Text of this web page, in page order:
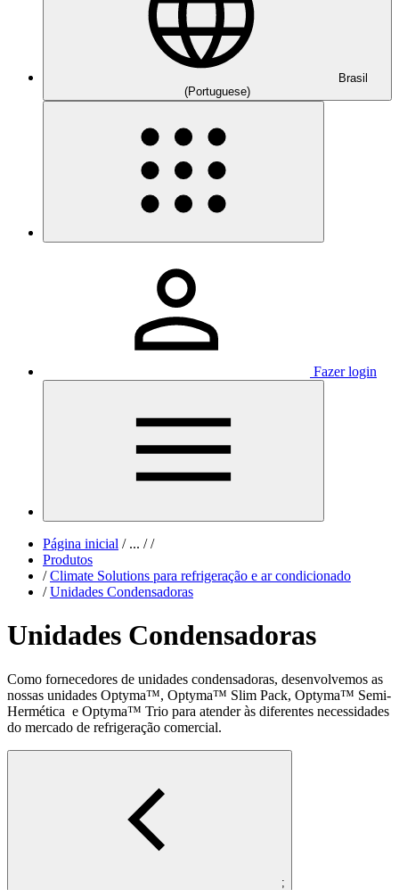
Brasil
(Portuguese)
Fazer login
Página inicial /... / /
Produtos
/ Climate Solutions para refrigeração e ar condicionado
/ Unidades Condensadoras
Unidades Condensadoras
Como fornecedores de unidades condensadoras, desenvolvemos as
nossas unidades Optyma™, Optyma™ Slim Pack, Optyma™ Semi-
Hermética e Optyma™ Trio para atender às diferentes necessidades
do mercado de refrigeração comercial.
;